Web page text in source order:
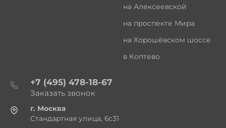
на Алексеевской
на проспекте Мира
на Хорошёвском шоссе
в Коптево
+7 (495) 478-18-67
Заказать звонок
г. Москва
Стандартная улица, 6с31